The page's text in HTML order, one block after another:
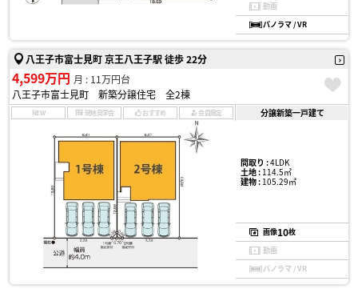
動画
パノラマ / VR
八王子市富士見町 京王八王子駅 徒歩 22分
4,599万円 月 : 11万円台
八王子市富士見町 新築分譲住宅 全2棟
NEW 現地見学会 おすすめ 会員限定 分譲新築一戸建て
間取り :4LDK
土地 :114.5㎡
建物 :105.29㎡
画像10枚
動画
パノラマ / VR